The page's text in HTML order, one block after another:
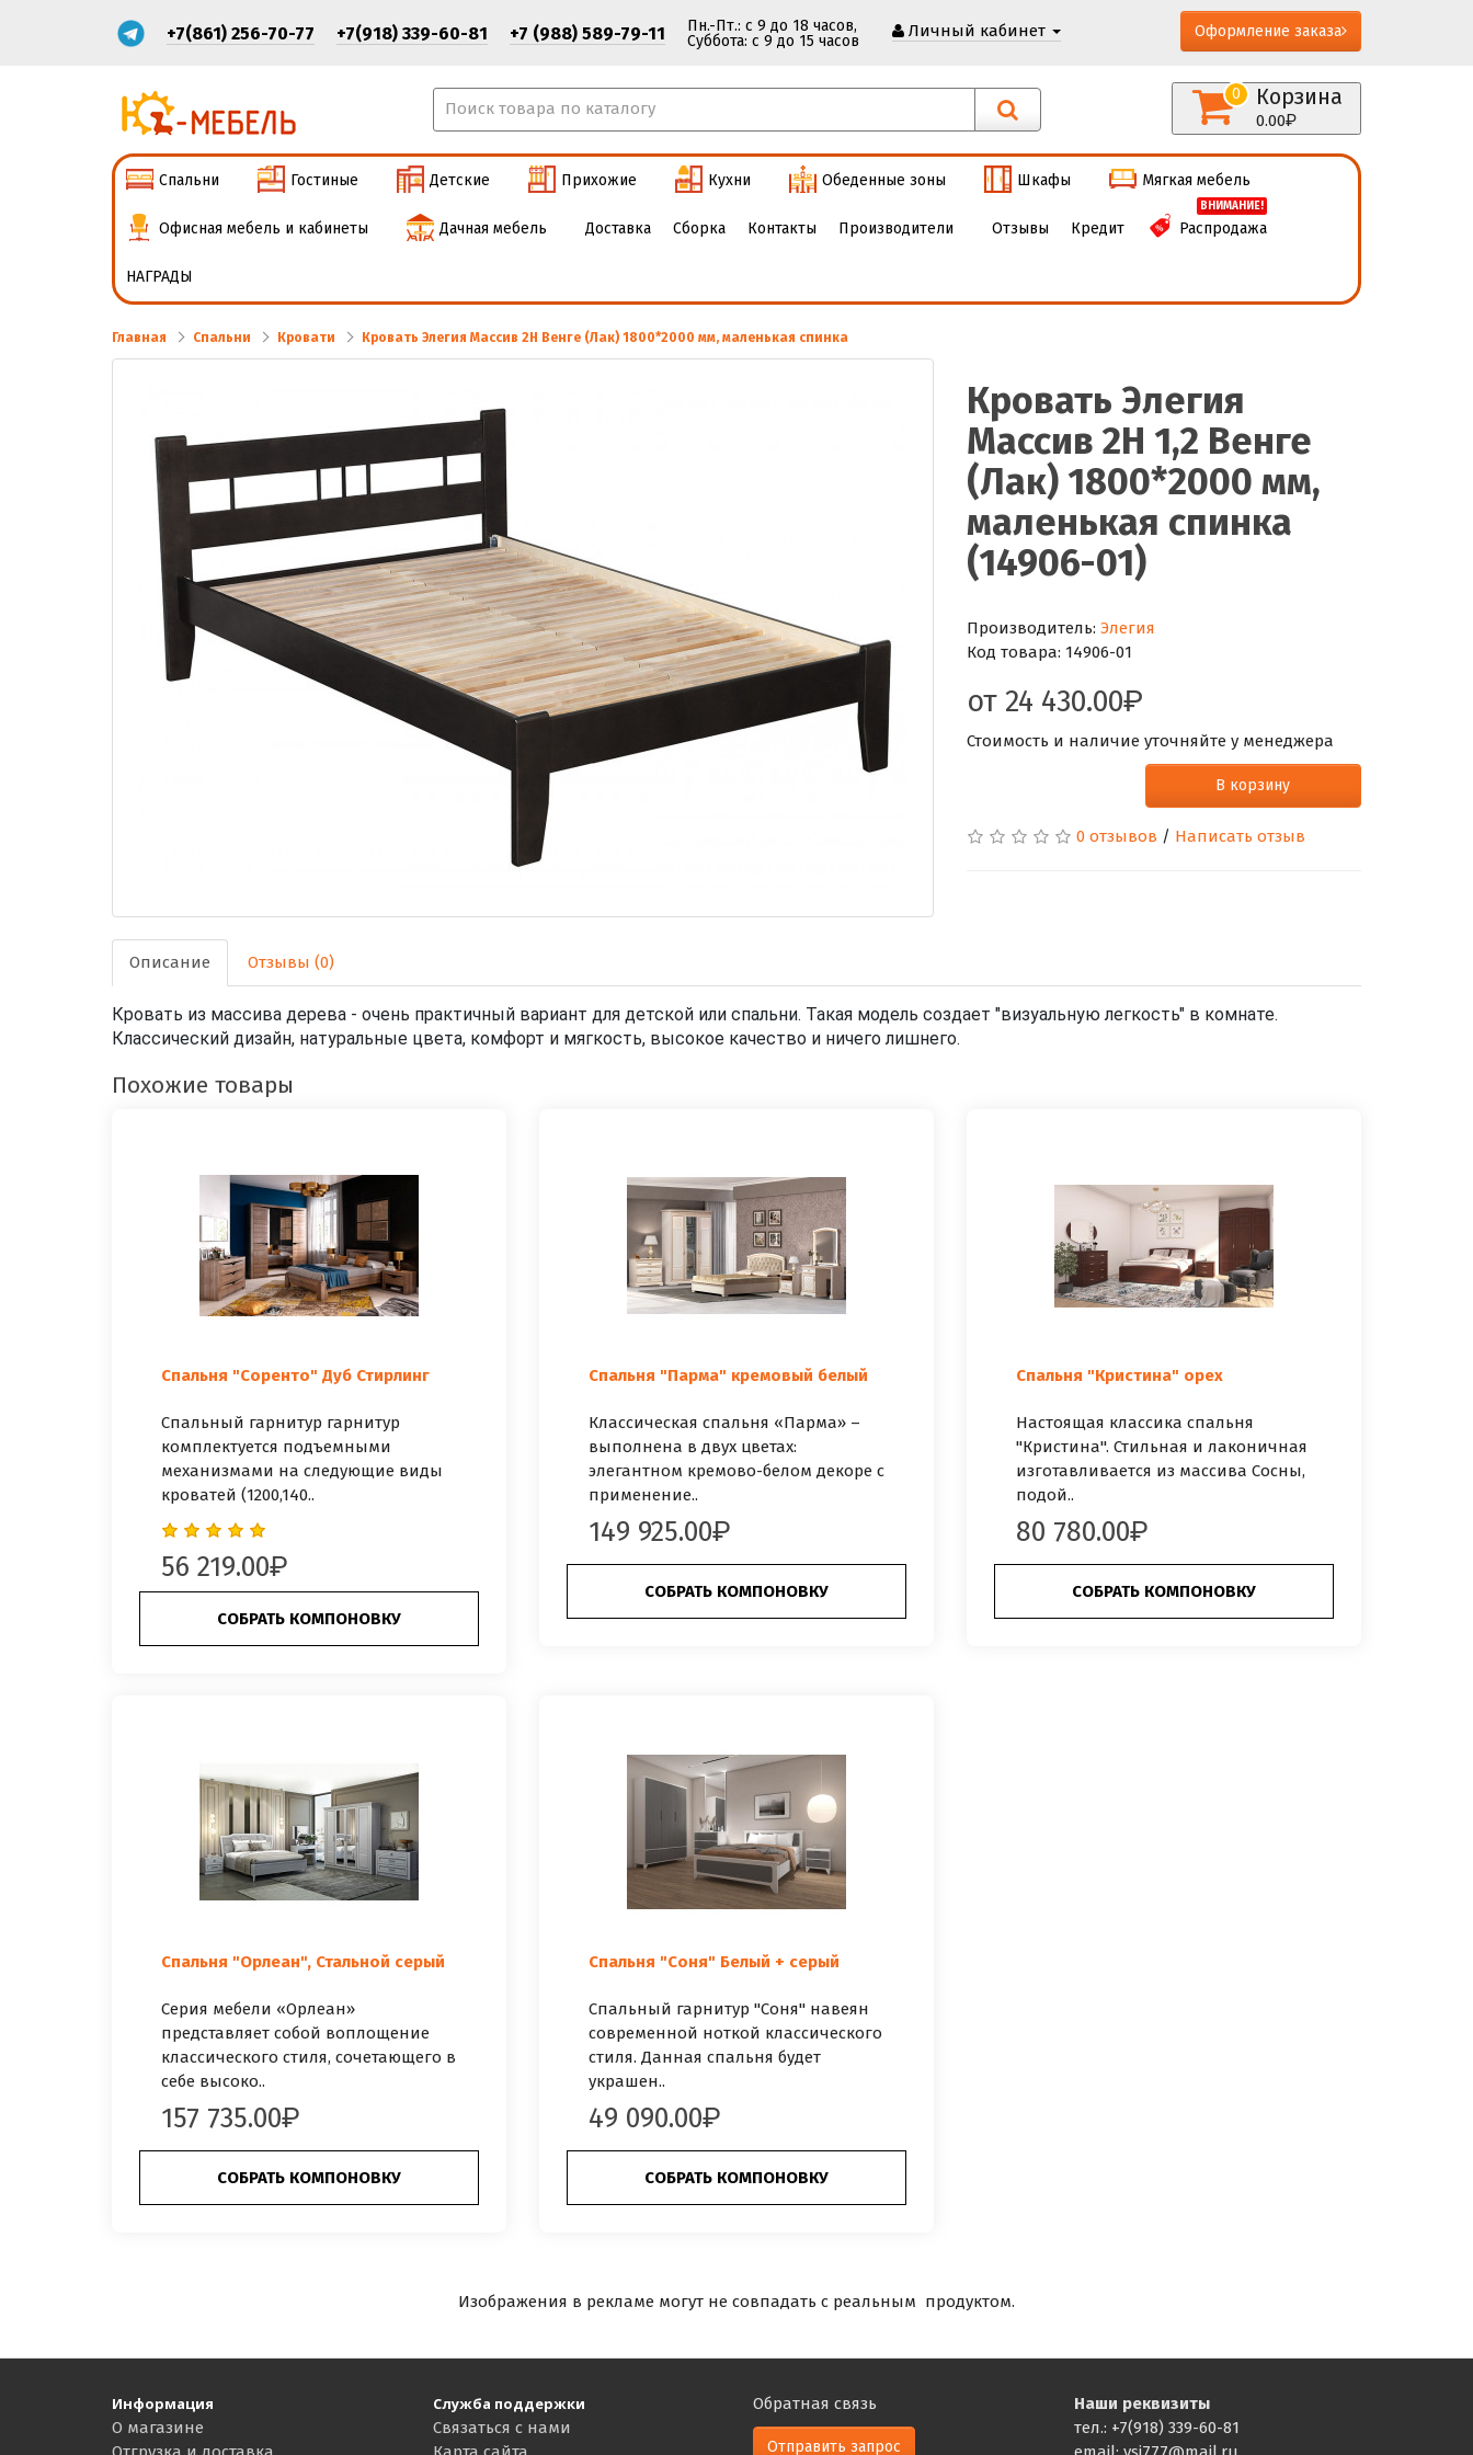
+7(861) 256-70-77 +7(918) 339-60-81 +7 (988) 589-79-11
Пн.-Пт.: с 9 до 18 часов,
Cуббота: с 9 до 15 часов
Личный кабинет Оформление заказа
Корзина
0
0.00
Спальни Гостиные Детские Прихожие Кухни Обеденные зоны Шкафы Мягкая мебель
Офисная мебель и кабинеты Дачная мебель Доставка Сборка Контакты Производители Отзывы Кредит
ВНИМАНИЕ!
Распродажа
НАГРАДЫ
Главная Спальни Кровати Кровать Элегия Массив 2Н Венге (Лак) 1800*2000 мм, маленькая спинка
Кровать Элегия
Массив 2Н 1,2 Венге
(Лак) 1800*2000 мм,
маленькая спинка
(14906-01)
Производитель: Элегия
Код товара: 14906-01
от 24 430.00
Стоимость и наличие уточняйте у менеджера
В корзину
0 отзывов / Написать отзыв
Описание Отзывы (0)
Кровать из массива дерева - очень практичный вариант для детской или спальни. Такая модель создает "визуальную легкость" в комнате.
Классический дизайн, натуральные цвета, комфорт и мягкость, высокое качество и ничего лишнего.
Похожие товары
Спальня "Соренто" Дуб Стирлинг
Спальный гарнитур гарнитур
комплектуется подъемными
механизмами на следующие виды
кроватей (1200,140..
56 219.00
СОБРАТЬ КОМПОНОВКУ
Спальня "Парма" кремовый белый
Классическая спальня «Парма» –
выполнена в двух цветах:
элегантном кремово-белом декоре с
применение..
149 925.00
СОБРАТЬ КОМПОНОВКУ
Спальня "Кристина" орех
Настоящая классика спальня
"Кристина". Стильная и лаконичная
изготавливается из массива Сосны,
подой..
80 780.00
СОБРАТЬ КОМПОНОВКУ
Спальня "Орлеан", Стальной серый
Серия мебели «Орлеан»
представляет собой воплощение
классического стиля, сочетающего в
себе высоко..
157 735.00
СОБРАТЬ КОМПОНОВКУ
Спальня "Соня" Белый + серый
Спальный гарнитур "Соня" навеян
современной ноткой классического
стиля. Данная спальня будет
украшен..
49 090.00
СОБРАТЬ КОМПОНОВКУ
Изображения в рекламе могут не совпадать с реальным продуктом.
Информация
О магазине
Служба поддержки
Связаться с нами
Обратная связь
Отправить запрос
Наши реквизиты
тел.: +7(918) 339-60-81